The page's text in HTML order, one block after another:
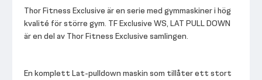
Thor Fitness Exclusive är en serie med gymmaskiner i hög
kvalité för större gym. TF Exclusive WS, LAT PULL DOWN
är en del av Thor Fitness Exclusive samlingen.
En komplett Lat-pulldown maskin som tillåter ett stort